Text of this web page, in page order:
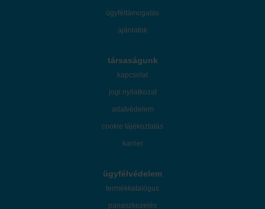
ügyféltámogatás
ajánlatok
társaságunk
kapcsolat
jogi nyilatkozat
adatvédelem
cookie tájékoztatás
karrier
ügyfélvédelem
termékkatalógus
panaszkezelés